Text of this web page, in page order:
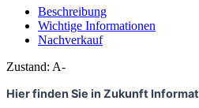
Beschreibung
Wichtige Informationen
Nachverkauf
Zustand: A-
Hier finden Sie in Zukunft